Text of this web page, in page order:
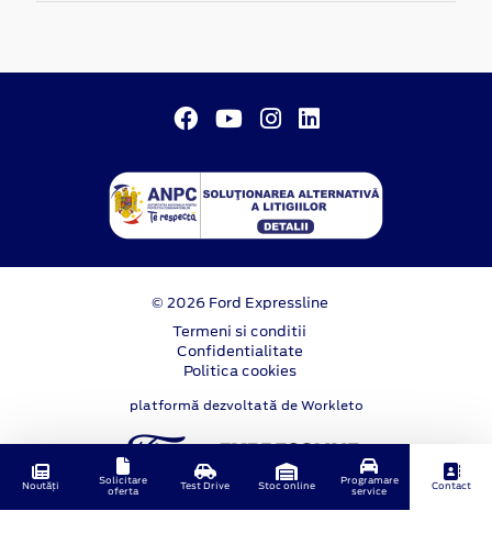
© 2026 Ford Expressline
Termeni si conditii
Confidentialitate
Politica cookies
platformă dezvoltată de Workleto
Noutăți
Solicitare
oferta
Test Drive Stoc online
Programare
service
Contact